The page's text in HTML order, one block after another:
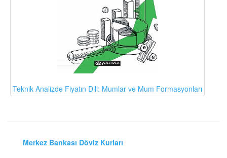
Teknik Analizde Fiyatın Dili: Mumlar ve Mum Formasyonları
Merkez Bankası Döviz Kurları